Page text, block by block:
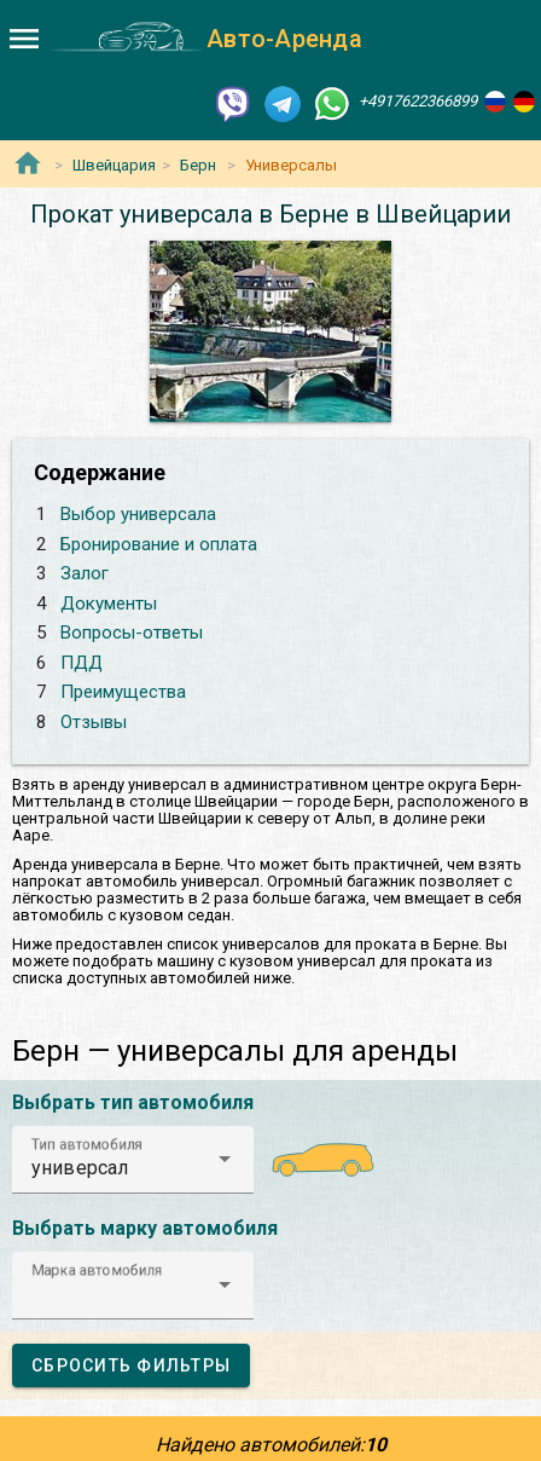
Авто-Аренда
+4917622366899
Швейцария Берн Универсалы
Прокат универсала в Берне в Швейцарии
Содержание
1
Выбор универсала
2
Бронирование и оплата
3
Залог
4
Документы
5
Вопросы-ответы
6
ПДД
7
Преимущества
8
Отзывы
Взять в аренду универсал в административном центре округа Берн-
Миттельланд в столице Швейцарии — городе Берн, расположеного в
центральной части Швейцарии к северу от Альп, в долине реки
Ааре.
Аренда универсала в Берне. Что может быть практичней, чем взять
напрокат автомобиль универсал. Огромный багажник позволяет с
лёгкостью разместить в 2 раза больше багажа, чем вмещает в себя
автомобиль с кузовом седан.
Ниже предоставлен список универсалов для проката в Берне. Вы
можете подобрать машину с кузовом универсал для проката из
списка доступных автомобилей ниже.
Берн — универсалы для аренды
Выбрать тип автомобиля
Тип автомобиля
универсал
Выбрать марку автомобиля
Марка автомобиля
СБРОСИТЬ ФИЛЬТРЫ
Найдено автомобилей:10